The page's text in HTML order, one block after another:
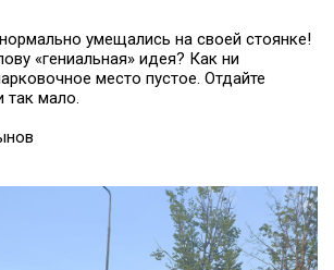
умещались на своей стоянке!
«гениальная» идея? Как ни
место пустое. Отдайте
так мало.